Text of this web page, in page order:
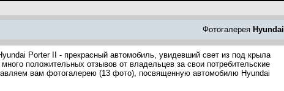
Фотогалерея Hyundai
Porter II - прекрасный автомобиль, увидевший свет из под крыла
положительных отзывов от владельцев за свои потребительские
вам фотогалерею (13 фото), посвященную автомобилю Hyundai